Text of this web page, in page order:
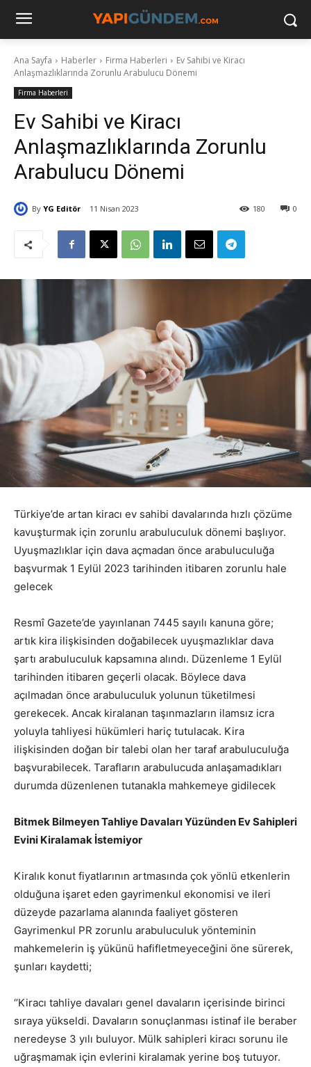
Ana Sayfa Haberler Firma Haberleri
Ev Sahibi ve Kiracı
Anlaşmazlıklarında Zorunlu Arabulucu Dönemi
Firma Haberleri
Ev Sahibi ve Kiracı
Anlaşmazlıklarında Zorunlu
Arabulucu Dönemi
By YG Editör 11 Nisan 2023 0
180
Türkiye’de artan kiracı ev sahibi davalarında hızlı çözüme
kavuşturmak için zorunlu arabuluculuk dönemi başlıyor.
Uyuşmazlıklar için dava açmadan önce arabuluculuğa
başvurmak 1 Eylül 2023 tarihinden itibaren zorunlu hale
gelecek
Resmî Gazete’de yayınlanan 7445 sayılı kanuna göre;
artık kira ilişkisinden doğabilecek uyuşmazlıklar dava
şartı arabuluculuk kapsamına alındı. Düzenleme 1 Eylül
tarihinden itibaren geçerli olacak. Böylece dava
açılmadan önce arabuluculuk yolunun tüketilmesi
gerekecek. Ancak kiralanan taşınmazların ilamsız icra
yoluyla tahliyesi hükümleri hariç tutulacak. Kira
ilişkisinden doğan bir talebi olan her taraf arabuluculuğa
başvurabilecek. Tarafların arabulucuda anlaşamadıkları
durumda düzenlenen tutanakla mahkemeye gidilecek
Bitmek Bilmeyen Tahliye Davaları Yüzünden Ev Sahipleri
Evini Kiralamak İstemiyor
Kiralık konut fiyatlarının artmasında çok yönlü etkenlerin
olduğuna işaret eden gayrimenkul ekonomisi ve ileri
düzeyde pazarlama alanında faaliyet gösteren
Gayrimenkul PR zorunlu arabuluculuk yönteminin
mahkemelerin iş yükünü hafifletmeyeceğini öne sürerek,
şunları kaydetti;
‘’Kiracı tahliye davaları genel davaların içerisinde birinci
sıraya yükseldi. Davaların sonuçlanması istinaf ile beraber
neredeyse 3 yılı buluyor. Mülk sahipleri kiracı sorunu ile
uğraşmamak için evlerini kiralamak yerine boş tutuyor.